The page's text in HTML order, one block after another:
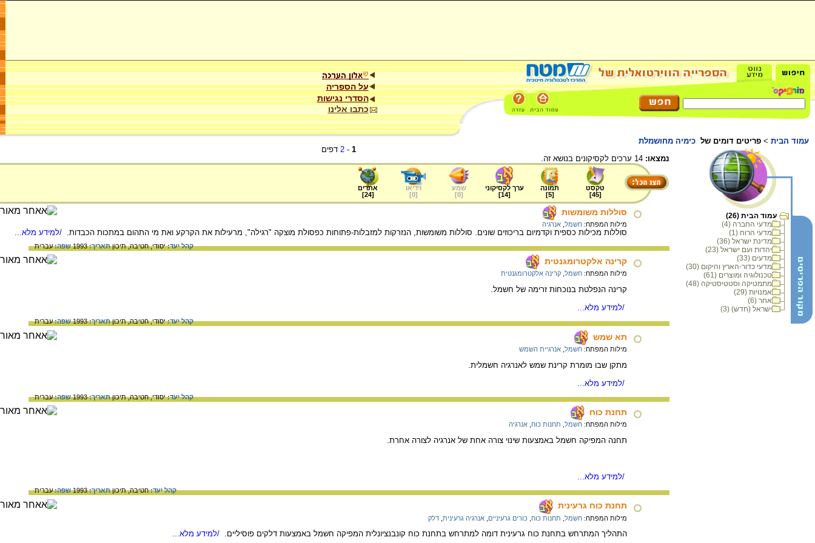
על הספריה
הסדרי נגישות
כתבו אלינו
עמוד הבית > פריטים דומים של כימיה מחושמלת
עמוד הבית (26)
מדעי החברה (4)
מדעי הרוח (1)
מדינת ישראל (36)
יהדות ועם ישראל (23)
מדעים (33)
מדעי כדור-הארץ והיקום (30)
טכנולוגיה ומוצרים (61)
מתמטיקה וסטטיסטיקה (48)
אמנויות (29)
אחר (6)
ישראל (חדש) (3)
1
-
2 דפים
נמצאו:
טקסט
[
45
]
תמונה
[
5
]
ערך לקסיקוני
[
14
]
שמע
[
0
]
וידיאו
[
0
]
אתרים
[
24
]
סוללות משומשות
מילות המפתח: חשמל אנרגיה
סוללות מכילות כספית וקדמיום בריכוזים שונים. סוללות משומשות, הנזרקות למזבלות-פתוחות כפסולת מוצקה "רגילה", מרעילות את הקרקע ואת מי התהום במתכות הכבדות. /למידע מלא...
קהל יעד:יסודי,חטיבה,תיכוןתאריך:1993 שפה:עברית
קרינה אלקטרומגנטית
מילות המפתח: חשמל קרינה אלקטרומגנטית
קרינה הנפלטת בנוכחות זרימה של חשמל.
/למידע מלא...
קהל יעד:יסודי,חטיבה,תיכוןתאריך:1993 שפה:עברית
תא שמש
מילות המפתח: חשמל אנרגיית השמש
מתקן שבו מומרת קרינת שמש לאנרגיה חשמלית.
/למידע מלא...
קהל יעד:יסודי,חטיבה,תיכוןתאריך:1993 שפה:עברית
תחנת כוח
מילות המפתח: חשמל תחנות כוח אנרגיה
תחנה המפיקה חשמל באמצעות שינוי צורה אחת של אנרגיה לצורה אחרת.
/למידע מלא...
קהל יעד:חטיבה,תיכוןתאריך:1993 שפה:עברית
תחנת כוח גרעינית
מילות המפתח: חשמל תחנות כוח כורים גרעיניים אנרגיה גרעינית דלק
התהליך המתרחש בתחנת כוח גרעינית דומה למתרחש בתחנת כוח קונבנציונלית המפיקה חשמל באמצעות דלקים פוסיליים. /למידע מלא...